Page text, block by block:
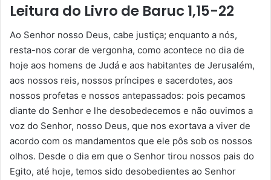
Leitura do Livro de Baruc 1,15-22
Ao Senhor nosso Deus, cabe justiça; enquanto a nós,
resta-nos corar de vergonha, como acontece no dia de
hoje aos homens de Judá e aos habitantes de Jerusalém,
aos nossos reis, nossos príncipes e sacerdotes, aos
nossos profetas e nossos antepassados: pois pecamos
diante do Senhor e lhe desobedecemos e não ouvimos a
voz do Senhor, nosso Deus, que nos exortava a viver de
acordo com os mandamentos que ele pôs sob os nossos
olhos. Desde o dia em que o Senhor tirou nossos pais do
Egito, até hoje, temos sido desobedientes ao Senhor